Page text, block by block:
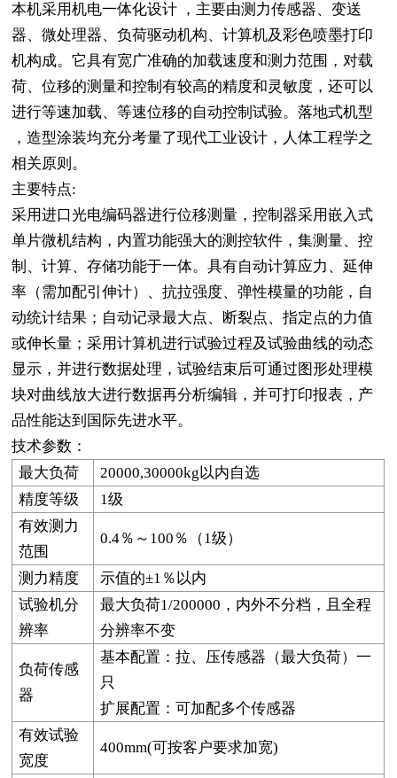
本机采用机电一体化设计 ，主要由测力传感器、变送
器、微处理器、负荷驱动机构、计算机及彩色喷墨打印
机构成。它具有宽广准确的加载速度和测力范围，对载
荷、位移的测量和控制有较高的精度和灵敏度，还可以
进行等速加载、等速位移的自动控制试验。落地式机型
，造型涂装均充分考量了现代工业设计，人体工程学之
相关原则。
主要特点:
采用进口光电编码器进行位移测量，控制器采用嵌入式
单片微机结构，内置功能强大的测控软件，集测量、控
制、计算、存储功能于一体。具有自动计算应力、延伸
率（需加配引伸计）、抗拉强度、弹性模量的功能，自
动统计结果；自动记录最大点、断裂点、指定点的力值
或伸长量；采用计算机进行试验过程及试验曲线的动态
显示，并进行数据处理，试验结束后可通过图形处理模
块对曲线放大进行数据再分析编辑，并可打印报表，产
品性能达到国际先进水平。
技术参数：
最大负荷
20000,30000kg以内自选
精度等级
1级
有效测力
范围
0.4％～100％（1级）
测力精度
示值的±1％以内
试验机分
辨率
最大负荷1/200000，内外不分档，且全程
分辨率不变
负荷传感
器
基本配置：拉、压传感器（最大负荷）一
只
扩展配置：可加配多个传感器
有效试验
宽度
400mm(可按客户要求加宽)